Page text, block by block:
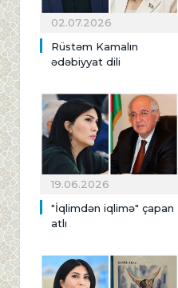
02.07.2026
Rüstəm Kamalın
ədəbiyyat dili
19.06.2026
"İqlimdən iqlimə" çapan
atlı